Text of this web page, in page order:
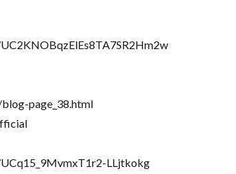
page_38.html
LLjtkokg